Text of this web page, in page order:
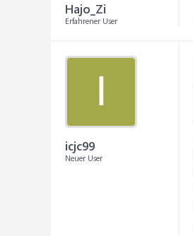
Hajo_Zi
Erfahrener User
I
icjc99
Neuer User